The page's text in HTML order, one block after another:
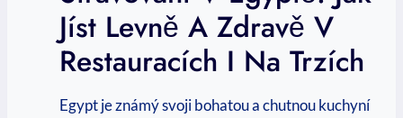
Jíst Levně A Zdravě V
Restauracích I Na⁢ Trzích
Egypt je známý svoji bohatou a chutnou kuchyní⁣